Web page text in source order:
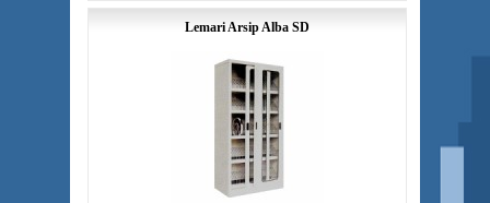
Lemari Arsip Alba SD